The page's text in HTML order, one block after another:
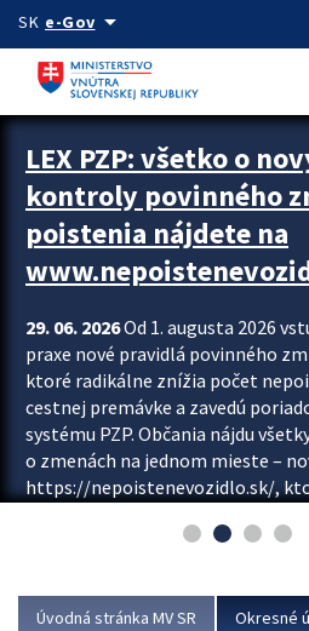
Preskocit na hlavný obsah
SK e-Govarrow_drop_down
Zastavit automatický posun upútavok
LEX PZP: všetko o
kontroly povinného
poistenia nájdete na
29. 06. 2026Od 1. augusta 2026
praxe nové pravidlá povinného
ktoré radikálne znížia počet
cestnej premávke a zavedú
systému PZP. Občania nájdu
o zmenách na jednom mieste –
https://nepoistenevozidlo.sk/,
asociácie poisťovní (SLASPO) a
Viac
Úvodná stránka MV SR Okresné